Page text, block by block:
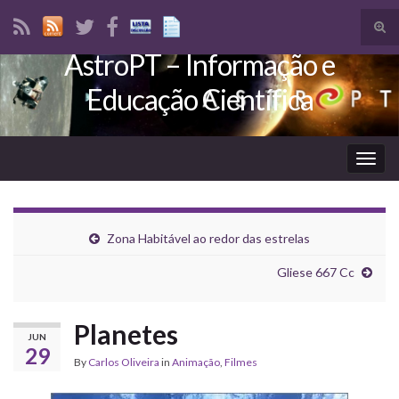
Search for:
AstroPT – Informação e
Educação Científica
Zona Habitável ao redor das estrelas
Gliese 667 Cc
JUN
29
Planetes
By Carlos Oliveira in Animação, Filmes